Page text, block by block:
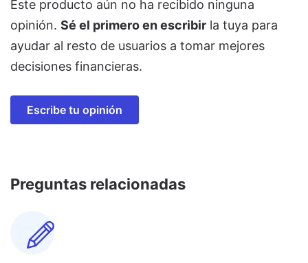
Este producto aún no ha recibido ninguna
opinión. Sé el primero en escribir la tuya para
ayudar al resto de usuarios a tomar mejores
decisiones financieras.
Escribe tu opinión
Preguntas relacionadas